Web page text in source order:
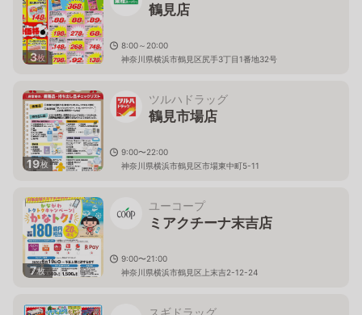
3枚
鶴見店
8:00～20:00
神奈川県横浜市鶴見区尻手3丁目1番地32号
19枚
ツルハドラッグ
鶴見市場店
9:00〜22:00
神奈川県横浜市鶴見区市場東中町5-11
7枚
ユーコープ
ミアクチーナ末吉店
9:00〜21:00
神奈川県横浜市鶴見区上末吉2-12-24
スギドラッグ